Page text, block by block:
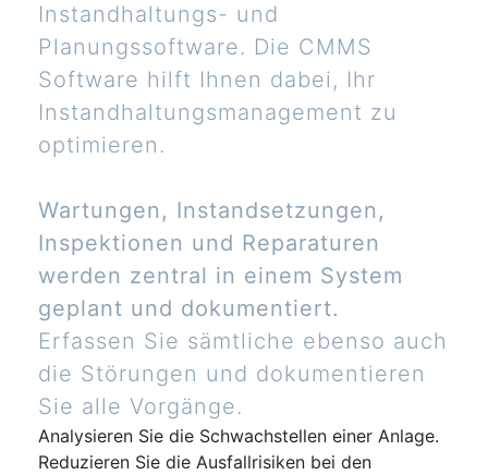
Instandhaltungs- und
Planungssoftware. Die CMMS
Software hilft Ihnen dabei, Ihr
Instandhaltungsmanagement zu
optimieren.
Wartungen, Instandsetzungen,
Inspektionen und Reparaturen
werden zentral in einem System
geplant und dokumentiert.
Erfassen Sie sämtliche ebenso auch
die Störungen und dokumentieren
Sie alle Vorgänge.
Analysieren Sie die Schwachstellen einer Anlage.
Reduzieren Sie die Ausfallrisiken bei den